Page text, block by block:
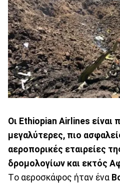
Οι Ethiopian Airlines είναι
μεγαλύτερες, πιο
αεροπορικές εταιρείες
δρομολογίων και εκτός
Tο αεροσκάφος ήταν ένα